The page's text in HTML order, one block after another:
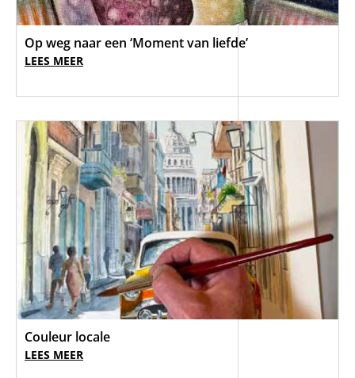
Op weg naar een ‘Moment van liefde’
LEES MEER
Couleur locale
LEES MEER